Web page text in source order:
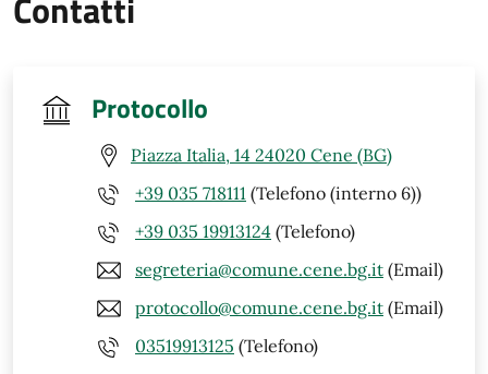
Protocollo
Piazza Italia, 14 24020 Cene (BG)
+39 035 718111 (Telefono (interno 6))
+39 035 19913124 (Telefono)
segreteria@comune.cene.bg.it (Email)
protocollo@comune.cene.bg.it (Email)
03519913125 (Telefono)